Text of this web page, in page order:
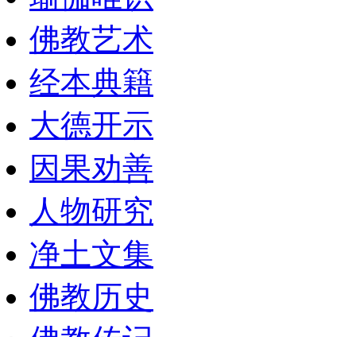
佛教艺术
经本典籍
大德开示
因果劝善
人物研究
净土文集
佛教历史